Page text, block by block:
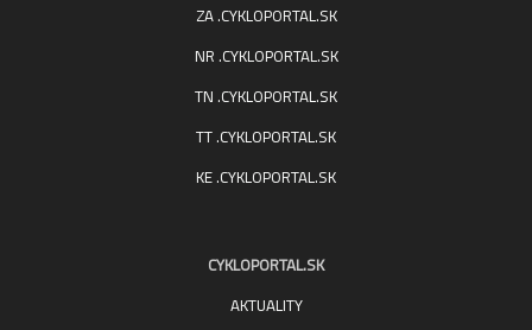
ZA .CYKLOPORTAL.SK
NR .CYKLOPORTAL.SK
TN .CYKLOPORTAL.SK
TT .CYKLOPORTAL.SK
KE .CYKLOPORTAL.SK
CYKLOPORTAL.SK
AKTUALITY